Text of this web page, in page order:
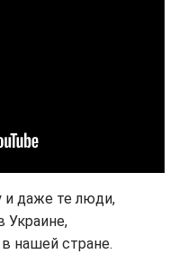
и даже те люди,
Украине,
нашей стране.